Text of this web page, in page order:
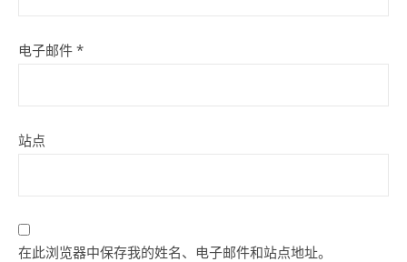
电子邮件 *
站点
在此浏览器中保存我的姓名、电子邮件和站点地址。